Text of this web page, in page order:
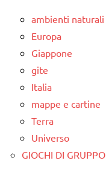
ambienti naturali
Europa
Giappone
gite
Italia
mappe e cartine
Terra
Universo
GIOCHI DI GRUPPO